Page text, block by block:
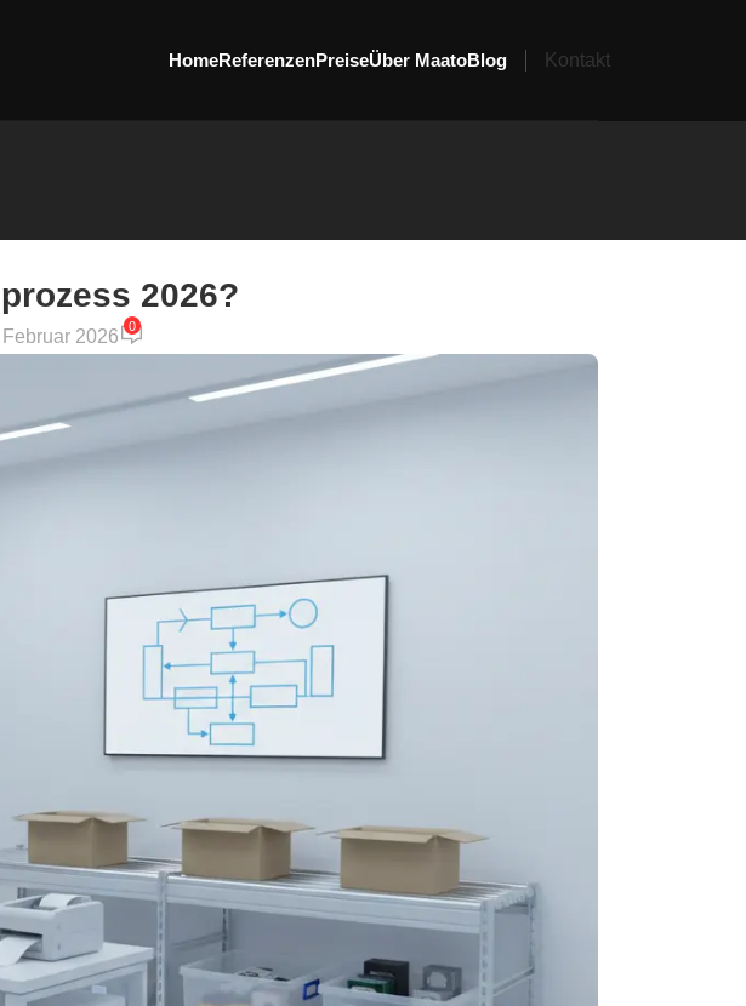
HomeReferenzenPreiseÜber MaatoBlog Kontakt
2026?
2026
0